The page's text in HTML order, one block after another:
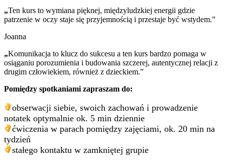
„Ten kurs to wymiana pięknej, międzyludzkiej energii gdzie
patrzenie w oczy staje się przyjemnością i przestaje być wstydem.”
Joanna
„Komunikacja to klucz do sukcesu a ten kurs bardzo pomaga w
osiąganiu porozumienia i budowania szczerej, autentycznej relacji z
drugim człowiekiem, również z dzieckiem.”
Pomiędzy spotkaniami zapraszam do:
obserwacji siebie, swoich zachowań i prowadzenie
notatek optymalnie ok. 5 min dziennie
ćwiczenia w parach pomiędzy zajęciami, ok. 20 min na
tydzień
stałego kontaktu w zamkniętej grupie